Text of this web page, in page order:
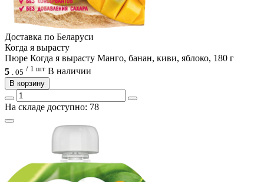
Доcтавка по Беларуси
Когда я вырасту
Пюре Когда я вырасту Манго, банан, киви, яблоко, 180 г
5
05 / 1 шт В наличии
В корзину
На складе доступно: 78